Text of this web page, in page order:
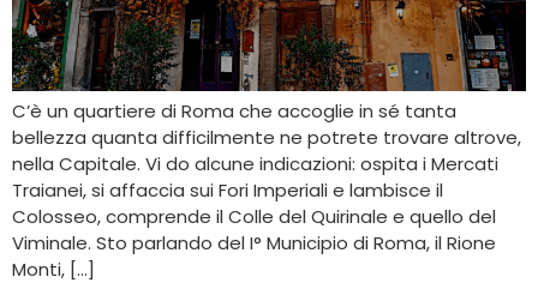
C’è un quartiere di Roma che accoglie in sé tanta
bellezza quanta difficilmente ne potrete trovare altrove,
nella Capitale. Vi do alcune indicazioni: ospita i Mercati
Traianei, si affaccia sui Fori Imperiali e lambisce il
Colosseo, comprende il Colle del Quirinale e quello del
Viminale. Sto parlando del I° Municipio di Roma, il Rione
Monti, […]